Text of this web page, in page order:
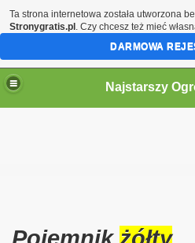
Ta strona internetowa została utworzona
Stronygratis.pl . Czy chcesz też mieć
DARMOWA